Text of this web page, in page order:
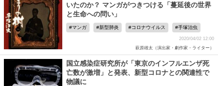
いたのか？ マンガがつきつける「蔓延後の世界
と生命への問い」
マンガ 新型肺炎 コロナウイルス 手塚治虫
2020/04/02 12:00
萩原雄太（演出家・劇作家・ライター）
国立感染症研究所が「東京のインフルエンザ死
亡数が激増」と発表、新型コロナとの関連性で
物議に